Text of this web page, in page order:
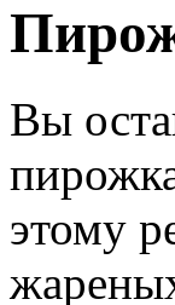
Вы
этому